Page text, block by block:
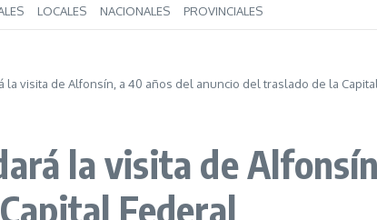
LOCALES NACIONALES PROVINCIALES
la visita de Alfonsín, a 40 años del anuncio del traslado de la
la visita de
Federal